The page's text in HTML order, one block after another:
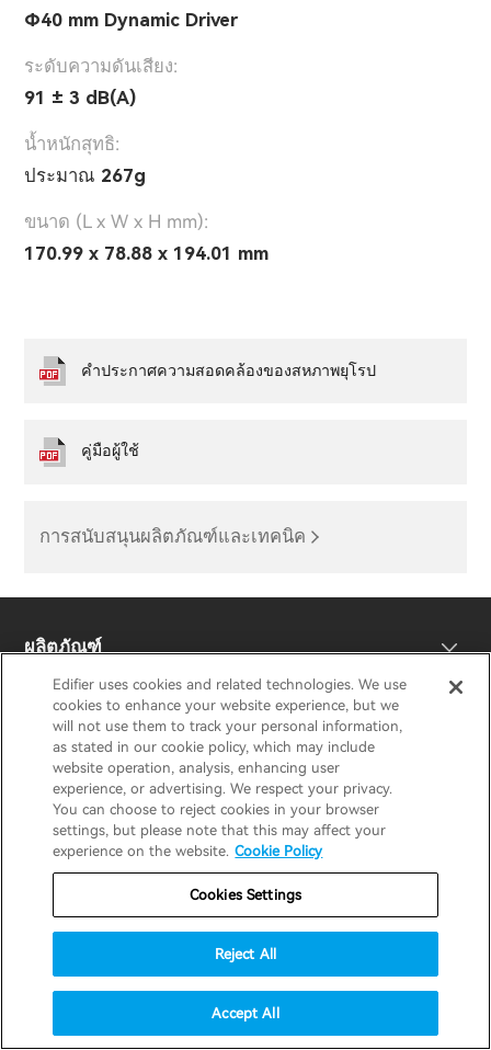
Φ40 mm Dynamic Driver
ระดับความดันเสียง:
91 ± 3 dB(A)
น้ำหนักสุทธิ:
ประมาณ 267g
ขนาด (L x W x H mm):
170.99 x 78.88 x 194.01 mm
การสนับสนุนผลิตภัณฑ์และเทคนิค
คำประกาศความสอดคล้องของสหภาพยุโรป
คู่มือผู้ใช้
ผลิตภัณฑ์
หูฟัง
ลำโพง
สนับสนุน
การสนับสนุนผลิตภัณฑ์
คำประกาศความสอดคล้องของสหภาพยุโรป
สำรวจ
เรื่องราวของเรา
ความร่วมมือ
ตัวแทนจำหน่ายภูมิภาค
สมัครเป็นตัวแทนจำหน่าย
เอดิไฟเออร์ เทค
Edifier uses cookies and related technologies. We use
cookies to enhance your website experience, but we
will not use them to track your personal information,
as stated in our cookie policy, which may include
website operation, analysis, enhancing user
experience, or advertising. We respect your privacy.
You can choose to reject cookies in your browser
settings, but please note that this may affect your
experience on the website. Cookie Policy
Cookies Settings
Reject All
Accept All